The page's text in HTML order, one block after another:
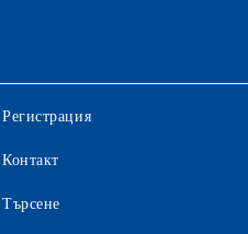
Регистрация
Контакт
Търсене